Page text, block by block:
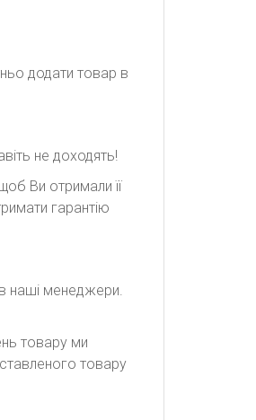
додати товар в
не доходять!
Ви отримали її
гарантію
наші менеджери.
товару ми
товару